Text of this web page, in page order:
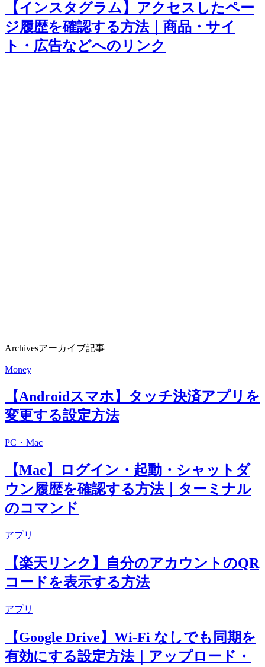
【インスタグラム】アクセスしたペー
ジ履歴を確認する方法｜商品・サイ
ト・広告などへのリンク
Archivesアーカイブ記事
Money
【Androidスマホ】タッチ決済アプリを
変更する設定方法
PC・Mac
【Mac】ログイン・起動・シャットダ
ウン履歴を確認する方法｜ターミナル
のコマンド
アプリ
【楽天リンク】自分のアカウントのQR
コードを表示する方法
アプリ
【Google Drive】Wi-Fi なしでも同期を
有効にする設定方法｜アップロード・